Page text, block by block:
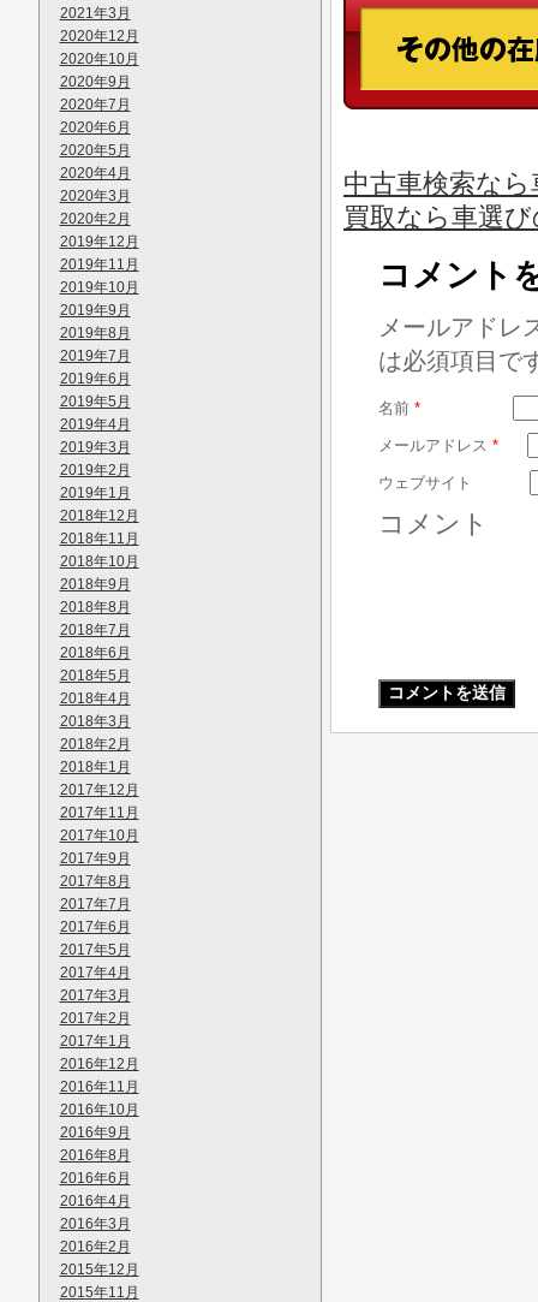
2021年3月
2020年12月
2020年10月
2020年9月
2020年7月
2020年6月
2020年5月
2020年4月
2020年3月
2020年2月
2019年12月
2019年11月
2019年10月
2019年9月
2019年8月
2019年7月
2019年6月
2019年5月
2019年4月
2019年3月
2019年2月
2019年1月
2018年12月
2018年11月
2018年10月
2018年9月
2018年8月
2018年7月
2018年6月
2018年5月
2018年4月
2018年3月
2018年2月
2018年1月
2017年12月
2017年11月
2017年10月
2017年9月
2017年8月
2017年7月
2017年6月
2017年5月
2017年4月
2017年3月
2017年2月
2017年1月
2016年12月
2016年11月
2016年10月
2016年9月
2016年8月
2016年6月
2016年4月
2016年3月
2016年2月
2015年12月
2015年11月
中古車検索な
買取なら車選
コメント
メールアドレ
は必須項目で
名前 *
メールアドレス *
ウェブサイト
コメント